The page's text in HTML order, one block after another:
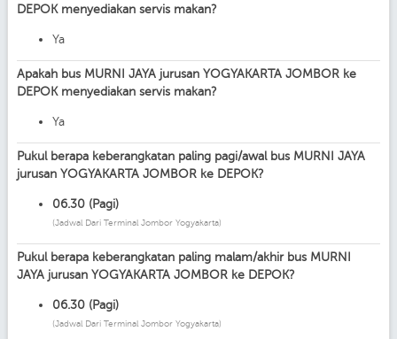
DEPOK menyediakan servis makan?
Ya
Apakah bus MURNI JAYA jurusan YOGYAKARTA JOMBOR ke
DEPOK menyediakan servis makan?
Ya
Pukul berapa keberangkatan paling pagi/awal bus MURNI JAYA
jurusan YOGYAKARTA JOMBOR ke DEPOK?
06.30 (Pagi)
(Jadwal Dari Terminal Jombor Yogyakarta)
Pukul berapa keberangkatan paling malam/akhir bus MURNI
JAYA jurusan YOGYAKARTA JOMBOR ke DEPOK?
06.30 (Pagi)
(Jadwal Dari Terminal Jombor Yogyakarta)